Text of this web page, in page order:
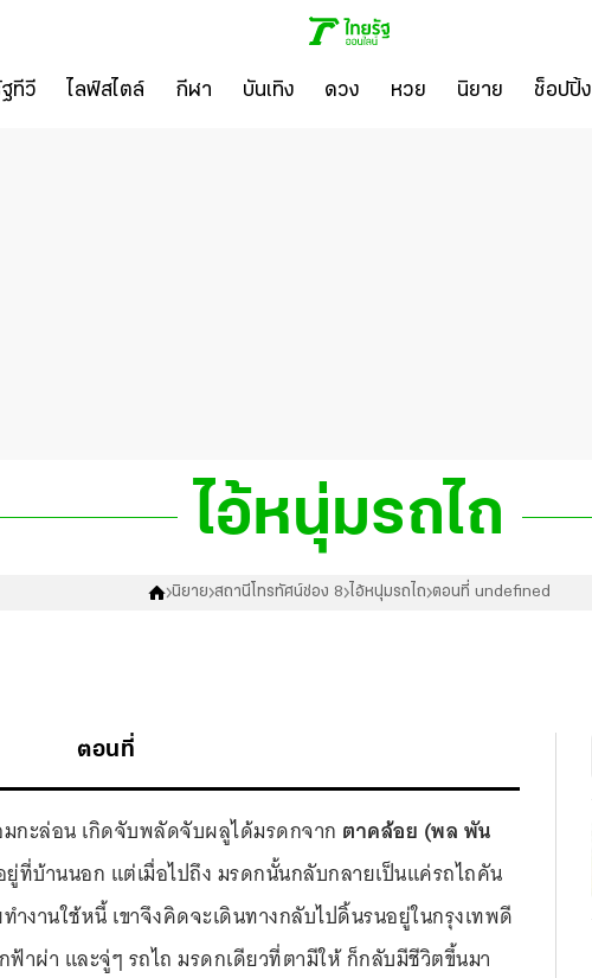
ทีวี ไลฟ์สไตล์ กีฬา บันเทิง ดวง หวย นิยาย ช็อปปิ้ง
ไอ้หนุ่มรถไถ
นิยาย สถานีโทรทัศน์ช่อง 8 ไอ้หนุ่มรถไถ ตอนที่ undefined
ตอนที่
มกะล่อน เกิดจับพลัดจับผลูได้มรดกจาก ตาคล้อย (พล พัน
ที่บ้านนอก แต่เมื่อไปถึง มรดกนั้นกลับกลายเป็นแค่รถไถคัน
งานใช้หนี้ เขาจึงคิดจะเดินทางกลับไปดิ้นรนอยู่ในกรุงเทพดี
ผ่า และจู่ๆ รถไถ มรดกเดียวที่ตามีให้ ก็กลับมีชีวิตขึ้นมา